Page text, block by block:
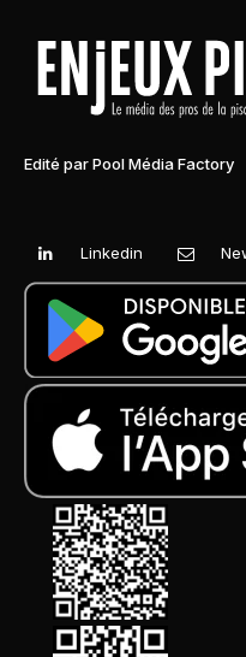
Edité par Pool Média Factory
Linkedin